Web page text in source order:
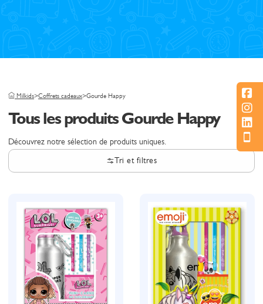
Milkids>Coffrets cadeaux>Gourde Happy
Tous les produits Gourde Happy
Découvrez notre sélection de produits uniques.
Tri et filtres